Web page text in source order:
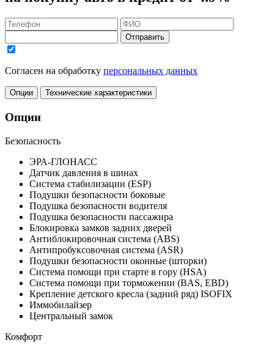
Отправить
Согласен на обработку персональных данных
Опции Технические характеристики
Опции
Безопасность
ЭРА-ГЛОНАСС
Датчик давления в шинах
Система стабилизации (ESP)
Подушки безопасности боковые
Подушка безопасности водителя
Подушка безопасности пассажира
Блокировка замков задних дверей
Антиблокировочная система (ABS)
Антипробуксовочная система (ASR)
Подушки безопасности оконные (шторки)
Система помощи при старте в гору (HSA)
Система помощи при торможении (BAS, EBD)
Крепление детского кресла (задний ряд) ISOFIX
Иммобилайзер
Центральный замок
Комфорт